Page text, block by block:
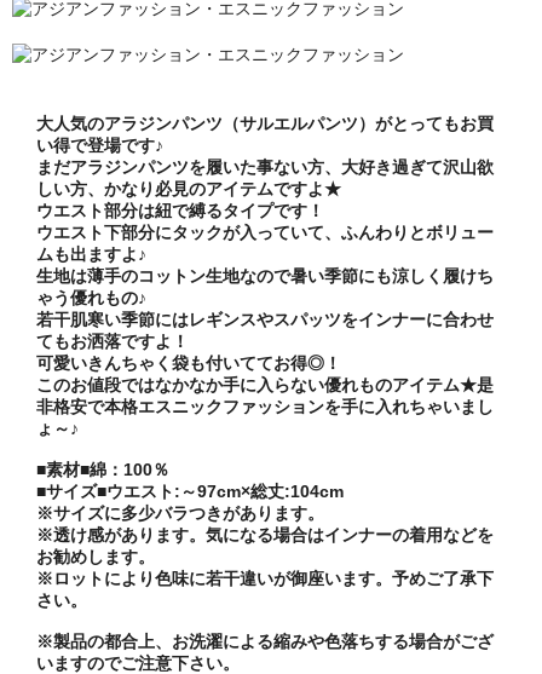
大人気のアラジンパンツ（サルエルパンツ）がとってもお買
い得で登場です♪
まだアラジンパンツを履いた事ない方、大好き過ぎて沢山欲
しい方、かなり必見のアイテムですよ★
ウエスト部分は紐で縛るタイプです！
ウエスト下部分にタックが入っていて、ふんわりとボリュー
ムも出ますよ♪
生地は薄手のコットン生地なので暑い季節にも涼しく履けち
ゃう優れもの♪
若干肌寒い季節にはレギンスやスパッツをインナーに合わせ
てもお洒落ですよ！
可愛いきんちゃく袋も付いててお得◎！
このお値段ではなかなか手に入らない優れものアイテム★是
非格安で本格エスニックファッションを手に入れちゃいまし
ょ～♪
■素材■綿：100％
■サイズ■ウエスト:～97cm×総丈:104cm
※サイズに多少バラつきがあります。
※透け感があります。気になる場合はインナーの着用などを
お勧めします。
※ロットにより色味に若干違いが御座います。予めご了承下
さい。
※製品の都合上、お洗濯による縮みや色落ちする場合がござ
いますのでご注意下さい。